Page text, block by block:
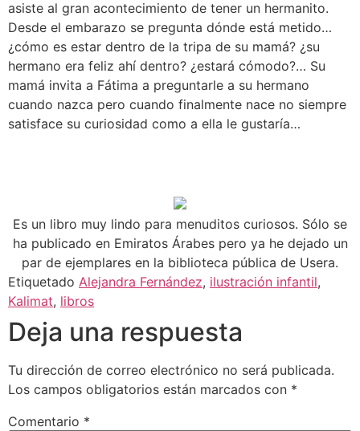
asiste al gran acontecimiento de tener un hermanito.
Desde el embarazo se pregunta dónde está metido…
¿cómo es estar dentro de la tripa de su mamá? ¿su
hermano era feliz ahí dentro? ¿estará cómodo?… Su
mamá invita a Fátima a preguntarle a su hermano
cuando nazca pero cuando finalmente nace no siempre
satisface su curiosidad como a ella le gustaría…
Es un libro muy lindo para menuditos curiosos. Sólo se
ha publicado en Emiratos Árabes pero ya he dejado un
par de ejemplares en la biblioteca pública de Usera.
Etiquetado Alejandra Fernández, ilustración infantil,
Kalimat, libros
Deja una respuesta
Tu dirección de correo electrónico no será publicada.
Los campos obligatorios están marcados con *
Comentario *